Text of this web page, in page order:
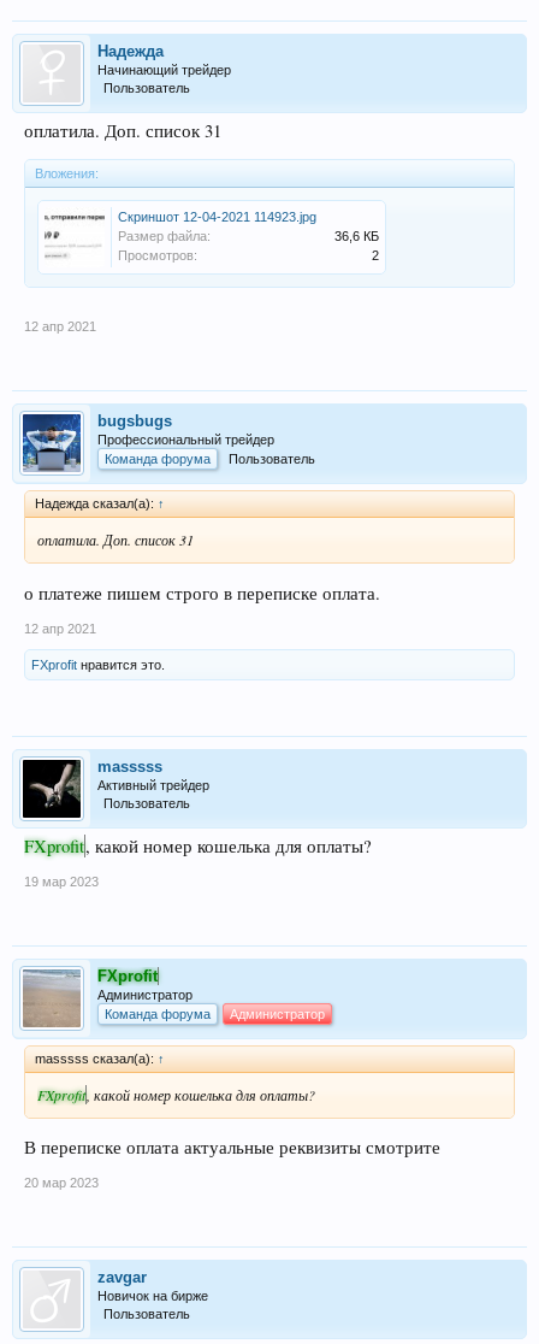
Надежда
Начинающий трейдер
Пользователь
оплатила. Доп. список 31
Вложения:
Скриншот 12-04-2021 114923.jpg
Размер файла:
36,6 КБ
Просмотров:
2
12 апр 2021
bugsbugs
Профессиональный трейдер
Команда форума
Пользователь
Надежда сказал(а): ↑
оплатила. Доп. список 31
о платеже пишем строго в переписке оплата.
12 апр 2021
FXprofit нравится это.
masssss
Активный трейдер
Пользователь
FXprofit, какой номер кошелька для оплаты?
19 мар 2023
FXprofit
Администратор
Команда форума
Администратор
masssss сказал(а): ↑
FXprofit, какой номер кошелька для оплаты?
В переписке оплата актуальные реквизиты смотрите
20 мар 2023
zavgar
Новичок на бирже
Пользователь